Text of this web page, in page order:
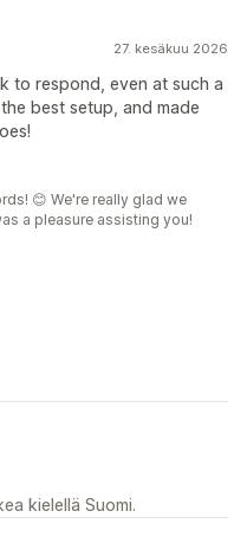
27. kesäkuu 2026
to respond, even at such a
best setup, and made
😊 We're really glad we
a pleasure assisting you!
kielellä Suomi.